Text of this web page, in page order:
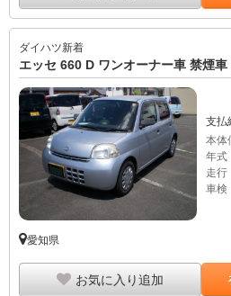
ダイハツ新着
エッセ 660 D ワンオーナー車 禁煙
支払
本体
年式
走行
車検
愛知県
お気に入り追加